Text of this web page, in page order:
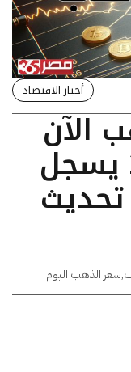
أخبار الاقتصاد
الآن
في مصر: عيار 24 يسجل
تحديث
,سعر الذهب اليوم